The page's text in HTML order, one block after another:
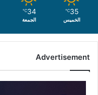
35
℃
الخميس
34
℃
الجمعة
Advertisement